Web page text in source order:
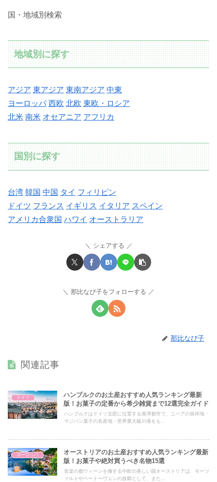
国・地域別検索
地域別に探す
アジア 東アジア 東南アジア 中東
ヨーロッパ 西欧 北欧 東欧・ロシア
北米 南米 オセアニア アフリカ
国別に探す
台湾 韓国 中国 タイ フィリピン
ドイツ フランス イギリス イタリア スペイン
アメリカ合衆国 ハワイ オーストラリア
シェアする
那比なび子をフォローする
那比なび子
関連記事
ドイツ
ハンブルクのお土産おすすめ人気ランキング最新
版！お菓子の定番から希少雑貨まで12選完全ガイド
ハンブルクはドイツ北部に位置する港湾都市で、ニベアの発祥地・
マジパン菓子の名産地・世界最大級の港をも...
ヨーロッパ
オーストリアのお土産おすすめ人気ランキング最新
版！お菓子や絶対買うべき名物15選
音楽の都ウィーンを擁する中欧の美しい国オーストリアは、モーツ
ァルトやベートーヴェンの故郷として、また...